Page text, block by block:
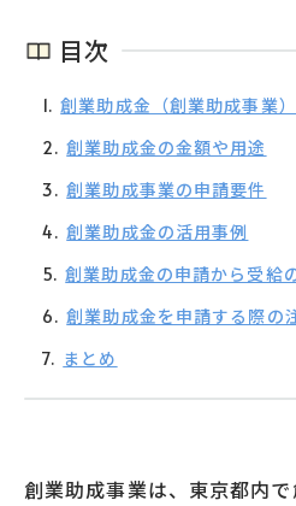
目次
創業助成金（創業助成事業
創業助成金の金額や用途
創業助成事業の申請要件
創業助成金の活用事例
創業助成金の申請から受給
創業助成金を申請する際の
まとめ
創業助成事業は、東京都内